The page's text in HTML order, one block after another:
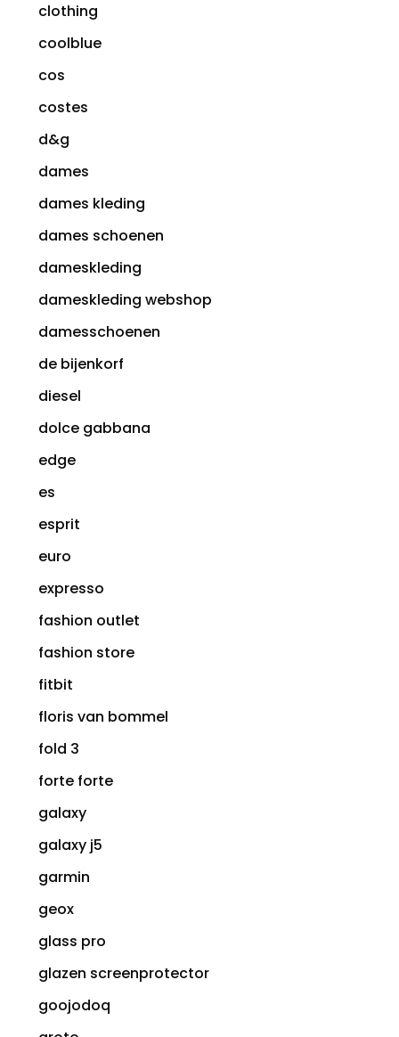
clothing
coolblue
cos
costes
d&g
dames
dames kleding
dames schoenen
dameskleding
dameskleding webshop
damesschoenen
de bijenkorf
diesel
dolce gabbana
edge
es
esprit
euro
expresso
fashion outlet
fashion store
fitbit
floris van bommel
fold 3
forte forte
galaxy
galaxy j5
garmin
geox
glass pro
glazen screenprotector
goojodoq